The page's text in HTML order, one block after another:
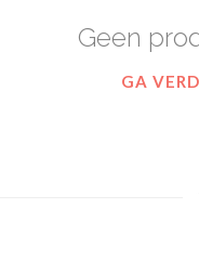
Geen
GA